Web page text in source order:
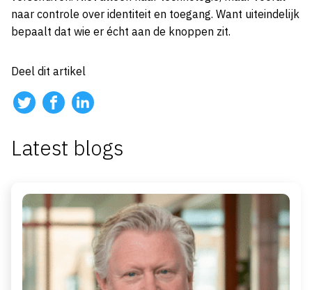
naar controle over identiteit en toegang. Want uiteindelijk
bepaalt dat wie er écht aan de knoppen zit.
Deel dit artikel
Latest blogs